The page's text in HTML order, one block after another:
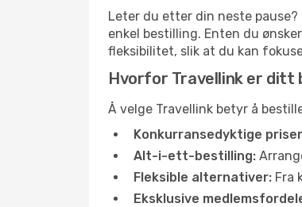
Leter du etter din neste
enkel bestilling. Enten du
fleksibilitet, slik at du kan
Hvorfor Travellink er
Å velge Travellink betyr å
Konkurransedyktige
Alt-i-ett-bestilling:
Fleksible alternativer: Fra
Eksklusive